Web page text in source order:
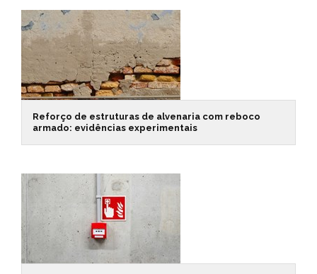
Reforço de estruturas de alvenaria com reboco
armado: evidências experimentais